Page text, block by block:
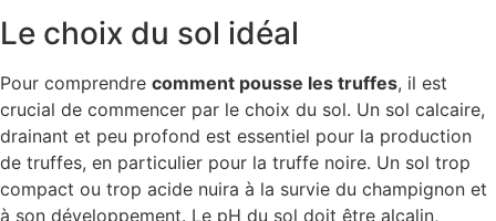
Le choix du sol idéal
Pour comprendre comment pousse les truffes, il est
crucial de commencer par le choix du sol. Un sol calcaire,
drainant et peu profond est essentiel pour la production
de truffes, en particulier pour la truffe noire. Un sol trop
compact ou trop acide nuira à la survie du champignon et
à son développement. Le pH du sol doit être alcalin,